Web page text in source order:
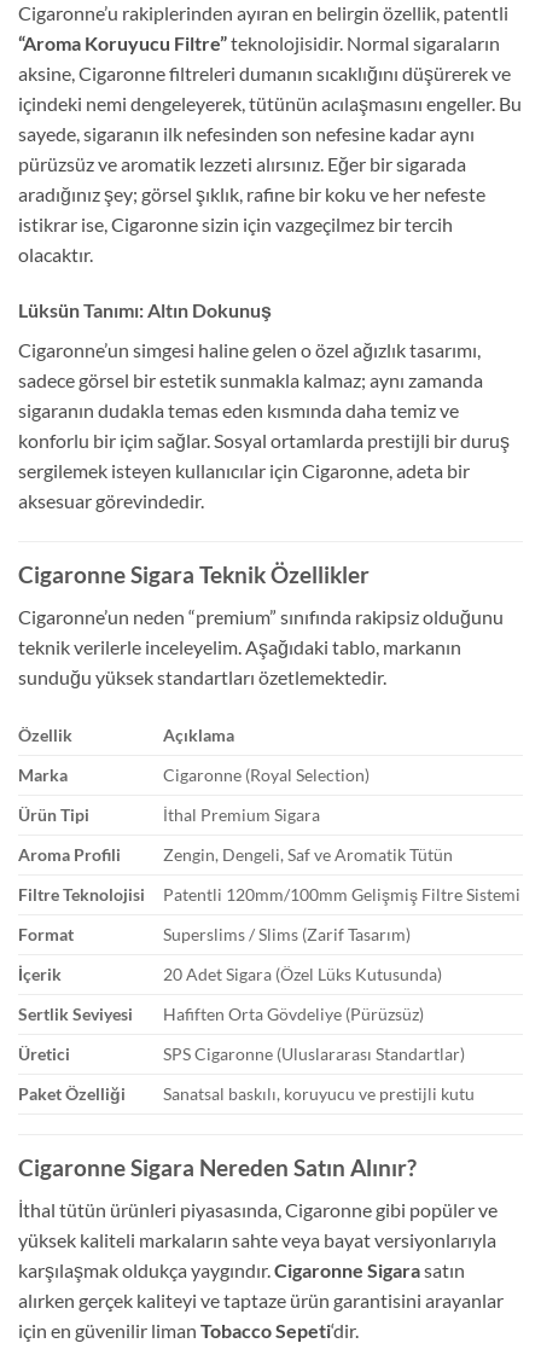
Cigaronne’u rakiplerinden ayıran en belirgin özellik, patentli
“Aroma Koruyucu Filtre”teknolojisidir. Normal sigaraların
aksine, Cigaronne filtreleri dumanın sıcaklığını düşürerek ve
içindeki nemi dengeleyerek, tütünün acılaşmasını engeller. Bu
sayede, sigaranın ilk nefesinden son nefesine kadar aynı
pürüzsüz ve aromatik lezzeti alırsınız. Eğer bir sigarada
aradığınız şey; görsel şıklık, rafine bir koku ve her nefeste
istikrar ise, Cigaronne sizin için vazgeçilmez bir tercih
olacaktır.
Lüksün Tanımı: Altın Dokunuş
Cigaronne’un simgesi haline gelen o özel ağızlık tasarımı,
sadece görsel bir estetik sunmakla kalmaz; aynı zamanda
sigaranın dudakla temas eden kısmında daha temiz ve
konforlu bir içim sağlar. Sosyal ortamlarda prestijli bir duruş
sergilemek isteyen kullanıcılar için Cigaronne, adeta bir
aksesuar görevindedir.
Cigaronne Sigara Teknik Özellikler
Cigaronne’un neden “premium” sınıfında rakipsiz olduğunu
teknik verilerle inceleyelim. Aşağıdaki tablo, markanın
sunduğu yüksek standartları özetlemektedir.
Özellik
Açıklama
Marka
Cigaronne (Royal Selection)
Ürün Tipi
İthal Premium Sigara
Aroma Profili
Zengin, Dengeli, Saf ve Aromatik Tütün
Filtre Teknolojisi
Patentli 120mm/100mm Gelişmiş Filtre Sistemi
Format
Superslims / Slims (Zarif Tasarım)
İçerik
20 Adet Sigara (Özel Lüks Kutusunda)
Sertlik Seviyesi
Hafiften Orta Gövdeliye (Pürüzsüz)
Üretici
SPS Cigaronne (Uluslararası Standartlar)
Paket Özelliği
Sanatsal baskılı, koruyucu ve prestijli kutu
Cigaronne Sigara Nereden Satın Alınır?
İthal tütün ürünleri piyasasında, Cigaronne gibi popüler ve
yüksek kaliteli markaların sahte veya bayat versiyonlarıyla
karşılaşmak oldukça yaygındır.Cigaronne Sigarasatın
alırken gerçek kaliteyi ve taptaze ürün garantisini arayanlar
için en güvenilir liman Tobacco Sepeti‘dir.